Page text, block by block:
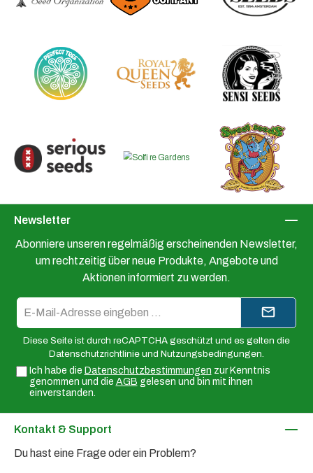
Newsletter
Abonniere unseren regelmäßig erscheinenden Newsletter,
um rechtzeitig über neue Produkte, Angebote und
Aktionen informiert zu werden.
Mail-
Adresse*
Diese Seite ist durch reCAPTCHA geschützt und es gelten die
Datenschutzrichtlinie und Nutzungsbedingungen.
Ich habe die Datenschutzbestimmungen zur Kenntnis
genommen und die AGB gelesen und bin mit ihnen
einverstanden.
Kontakt & Support
Du hast eine Frage oder ein Problem?